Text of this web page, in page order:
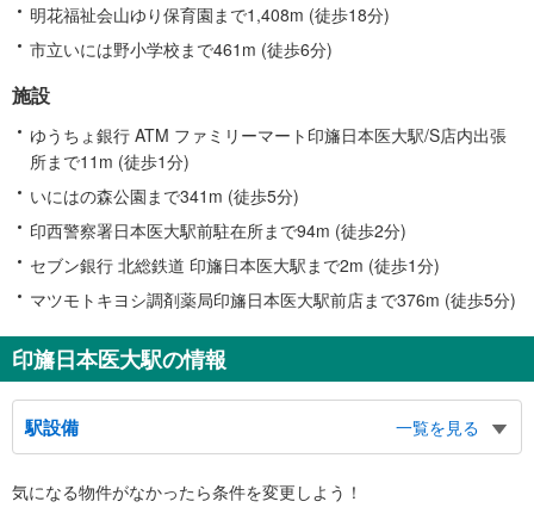
明花福祉会山ゆり保育園まで1,408m (徒歩18分)
市立いには野小学校まで461m (徒歩6分)
施設
ゆうちょ銀行 ATM ファミリーマート印旛日本医大駅/S店内出張
所まで11m (徒歩1分)
いにはの森公園まで341m (徒歩5分)
印西警察署日本医大駅前駐在所まで94m (徒歩2分)
セブン銀行 北総鉄道 印旛日本医大駅まで2m (徒歩1分)
マツモトキヨシ調剤薬局印旛日本医大駅前店まで376m (徒歩5分)
印旛日本医大駅の情報
駅設備
一覧を見る
※段差なしでの移動経路
気になる物件がなかったら条件を変更しよう！